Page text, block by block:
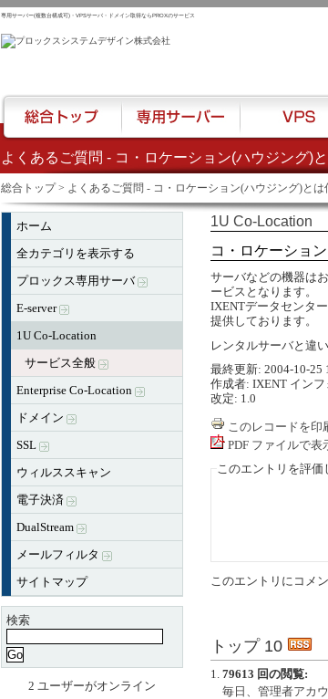
よくあるご質問 - コ・ロケーション(ハウジング)
専用サーバー(複数台構成可)・VPSサーバ・ドメイン取得ならPROXのサービス
総合トップ> よくあるご質問 - コ・ロケーション(ハウジング)とは
ホーム
全カテゴリを表示する
プロックス専用サーバ
E-server
1U Co-Location
サービス全般
Enterprise Co-Location
ドメイン
SSL
ウィルススキャン
電子決済
DualStream
メールフィルタ
サイトマップ
検索
2 ユーザーがオンライン
1U Co-Location
コ・ロケーショ
サーバなどの機器は
ービスとなります。
IXENTデータセンタ
提供しております。
レンタルサーバと違
最終更新: 2004-10-25
作成者: IXENT イン
改定: 1.0
このレコードを印
PDF ファイルで表
このエントリを評価
このエントリにコメ
トップ 10
79613 回の閲覧:
毎日、管理者アカ
総合トップ 専用サーバー VPS